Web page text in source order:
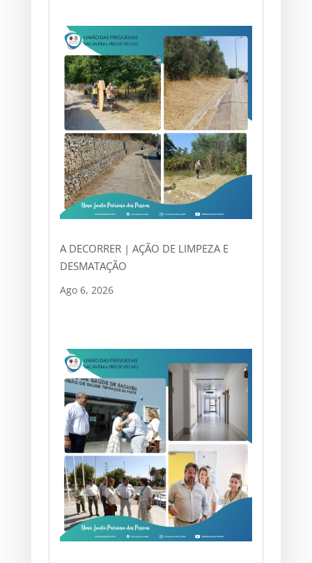
A DECORRER | AÇÃO DE LIMPEZA E
DESMATAÇÃO
Ago 6, 2026